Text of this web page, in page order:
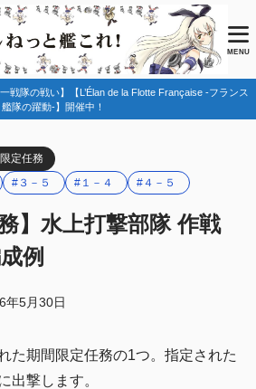
MENU
戦隊の戦い】【L’Élan de la Flotte Française -フランス
艦隊の躍動-】開催中！
定任務
#３－５ #１－４ #４－５
】水上打撃部隊 作戦
例
年5月30日
た期間限定任務の1つ。指定された
出撃します。